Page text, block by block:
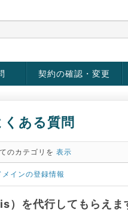
契約の確認・変更
くある質問
のカテゴリを 表示
メインの登録情報
）を代行してもらえま